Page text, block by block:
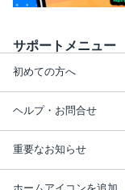
サポートメニュー
初めての方へ
ヘルプ・お問合せ
重要なお知らせ